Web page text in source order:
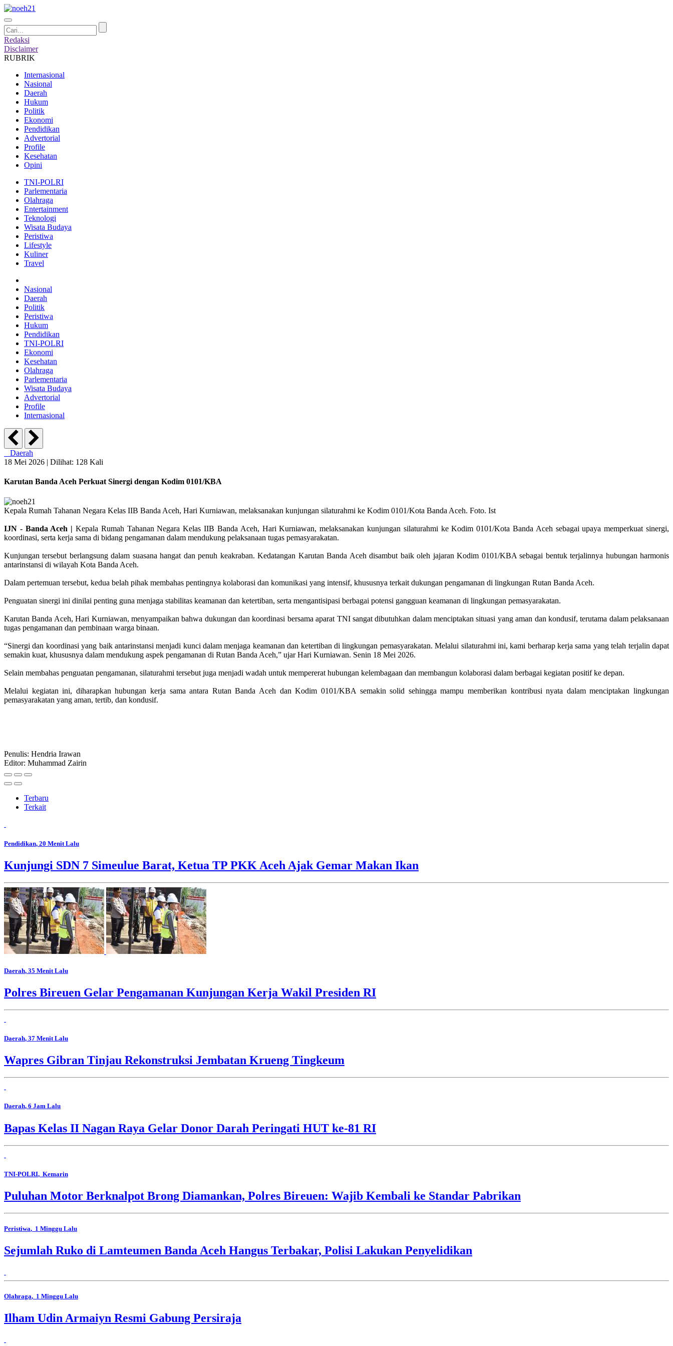
Redaksi
Disclaimer
RUBRIK
Internasional
Nasional
Daerah
Hukum
Politik
Ekonomi
Pendidikan
Advertorial
Profile
Kesehatan
Opini
TNI-POLRI
Parlementaria
Olahraga
Entertainment
Teknologi
Wisata Budaya
Peristiwa
Lifestyle
Kuliner
Travel
Nasional
Daerah
Politik
Peristiwa
Hukum
Pendidikan
TNI-POLRI
Ekonomi
Kesehatan
Olahraga
Parlementaria
Wisata Budaya
Advertorial
Profile
Internasional
Daerah
18 Mei 2026 | Dilihat: 128 Kali
Karutan Banda Aceh Perkuat Sinergi dengan Kodim 0101/KBA
Kepala Rumah Tahanan Negara Kelas IIB Banda Aceh, Hari Kurniawan, melaksanakan kunjungan silaturahmi ke Kodim 0101/Kota Banda Aceh. Foto. Ist
IJN - Banda Aceh |Kepala Rumah Tahanan Negara Kelas IIB Banda Aceh, Hari Kurniawan, melaksanakan kunjungan silaturahmi ke Kodim 0101/Kota Banda Aceh sebagai upaya memperkuat sinergi,
koordinasi, serta kerja sama di bidang pengamanan dalam mendukung pelaksanaan tugas pemasyarakatan.
Kunjungan tersebut berlangsung dalam suasana hangat dan penuh keakraban. Kedatangan Karutan Banda Aceh disambut baik oleh jajaran Kodim 0101/KBA sebagai bentuk terjalinnya hubungan harmonis
antarinstansi di wilayah Kota Banda Aceh.
Dalam pertemuan tersebut, kedua belah pihak membahas pentingnya kolaborasi dan komunikasi yang intensif, khususnya terkait dukungan pengamanan di lingkungan Rutan Banda Aceh.
Penguatan sinergi ini dinilai penting guna menjaga stabilitas keamanan dan ketertiban, serta mengantisipasi berbagai potensi gangguan keamanan di lingkungan pemasyarakatan.
Karutan Banda Aceh, Hari Kurniawan, menyampaikan bahwa dukungan dan koordinasi bersama aparat TNI sangat dibutuhkan dalam menciptakan situasi yang aman dan kondusif, terutama dalam pelaksanaan
tugas pengamanan dan pembinaan warga binaan.
“Sinergi dan koordinasi yang baik antarinstansi menjadi kunci dalam menjaga keamanan dan ketertiban di lingkungan pemasyarakatan. Melalui silaturahmi ini, kami berharap kerja sama yang telah terjalin dapat
semakin kuat, khususnya dalam mendukung aspek pengamanan di Rutan Banda Aceh,” ujar Hari Kurniawan. Senin 18 Mei 2026.
Selain membahas penguatan pengamanan, silaturahmi tersebut juga menjadi wadah untuk mempererat hubungan kelembagaan dan membangun kolaborasi dalam berbagai kegiatan positif ke depan.
Melalui kegiatan ini, diharapkan hubungan kerja sama antara Rutan Banda Aceh dan Kodim 0101/KBA semakin solid sehingga mampu memberikan kontribusi nyata dalam menciptakan lingkungan
pemasyarakatan yang aman, tertib, dan kondusif.
Penulis: Hendria Irawan
Editor: Muhammad Zairin
Terbaru
Terkait
Pendidikan, 20 Menit Lalu
Kunjungi SDN 7 Simeulue Barat, Ketua TP PKK Aceh Ajak Gemar Makan Ikan
Daerah, 35 Menit Lalu
Polres Bireuen Gelar Pengamanan Kunjungan Kerja Wakil Presiden RI
Daerah, 37 Menit Lalu
Wapres Gibran Tinjau Rekonstruksi Jembatan Krueng Tingkeum
Daerah, 6 Jam Lalu
Bapas Kelas II Nagan Raya Gelar Donor Darah Peringati HUT ke-81 RI
TNI-POLRI, Kemarin
Puluhan Motor Berknalpot Brong Diamankan, Polres Bireuen: Wajib Kembali ke Standar Pabrikan
Peristiwa, 1 Minggu Lalu
Sejumlah Ruko di Lamteumen Banda Aceh Hangus Terbakar, Polisi Lakukan Penyelidikan
Olahraga, 1 Minggu Lalu
Ilham Udin Armaiyn Resmi Gabung Persiraja